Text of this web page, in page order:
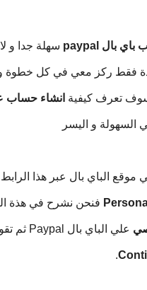
باي بال paypal
سوف تعرف كيفية انشاء حساب
السهولة و اليسر
فنحن نشرح في هذة
.